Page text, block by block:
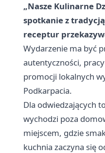
„Nasze Kulinarne
spotkanie z
receptur
Wydarzenie ma być
autentyczności,
promocji lokalnych
Podkarpacia.
Dla odwiedzających
wychodzi poza
miejscem, gdzie
kuchnia zaczyna się